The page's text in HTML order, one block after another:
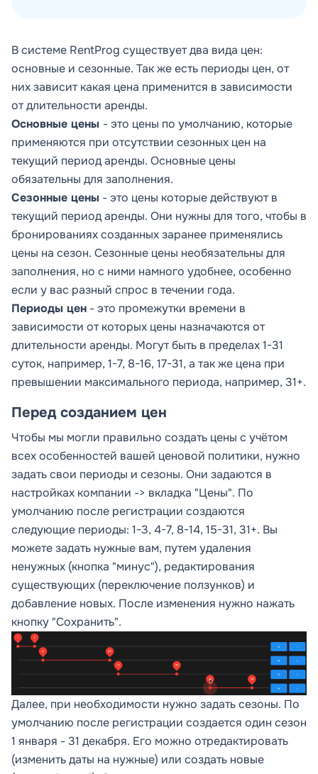
В системе RentProg существует два вида цен:
основные и сезонные. Так же есть периоды цен, от
них зависит какая цена применится в зависимости
от длительности аренды.
Основные цены - это цены по умолчанию, которые
применяются при отсутствии сезонных цен на
текущий период аренды. Основные цены
обязательны для заполнения.
Сезонные цены - это цены которые действуют в
текущий период аренды. Они нужны для того, чтобы в
бронированиях созданных заранее применялись
цены на сезон. Сезонные цены необязательны для
заполнения, но с ними намного удобнее, особенно
если у вас разный спрос в течении года.
Периоды цен - это промежутки времени в
зависимости от которых цены назначаются от
длительности аренды. Могут быть в пределах 1-31
суток, например, 1-7, 8-16, 17-31, а так же цена при
превышении максимального периода, например, 31+.
Перед созданием цен
Чтобы мы могли правильно создать цены с учётом
всех особенностей вашей ценовой политики, нужно
задать свои периоды и сезоны. Они задаются в
настройках компании -> вкладка "Цены". По
умолчанию после регистрации создаются
следующие периоды: 1-3, 4-7, 8-14, 15-31, 31+. Вы
можете задать нужные вам, путем удаления
ненужных (кнопка "минус"), редактирования
существующих (переключение ползунков) и
добавление новых. После изменения нужно нажать
кнопку "Сохранить".
Далее, при необходимости нужно задать сезоны. По
умолчанию после регистрации создается один сезон
1 января - 31 декабря. Его можно отредактировать
(изменить даты на нужные) или создать новые